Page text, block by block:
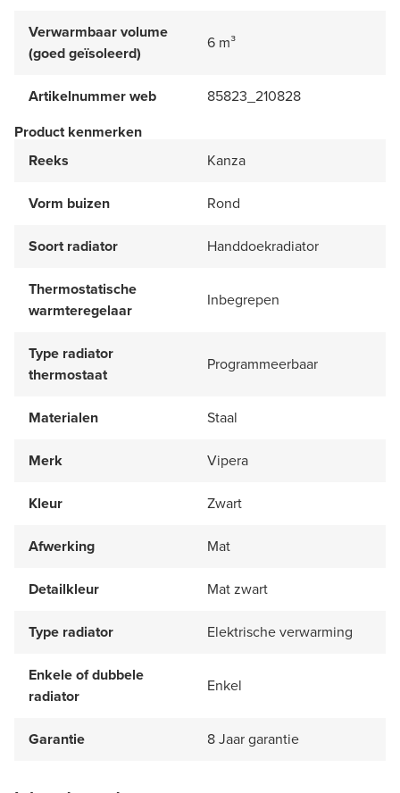
Verwarmbaar volume
(goed geïsoleerd)
6 m³
Artikelnummer web
85823_210828
Product kenmerken
Reeks
Kanza
Vorm buizen Rond
Soort radiator Handdoekradiator
Thermostatische
warmteregelaar
Inbegrepen
Type radiator
thermostaat
Programmeerbaar
Materialen Staal
Merk Vipera
Kleur Zwart
Afwerking Mat
Detailkleur Mat zwart
Type radiator Elektrische verwarming
Enkele of dubbele
radiator
Enkel
Garantie 8 Jaar garantie